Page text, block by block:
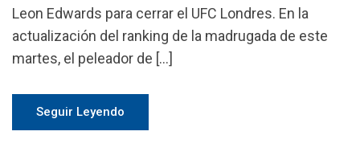
Leon Edwards para cerrar el UFC Londres. En la
actualización del ranking de la madrugada de este
martes, el peleador de […]
Seguir Leyendo